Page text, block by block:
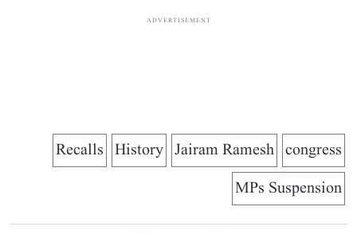
ADVERTISEMENT
congress
Jairam Ramesh
History
Recalls
MPs Suspension